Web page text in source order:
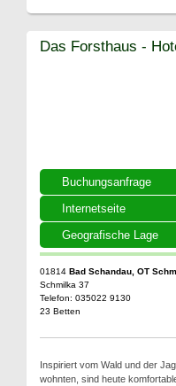
Buchungsanfrage
Internetseite
Geografische Lage
Das Forsthaus -
01814 Bad Schandau, OT
Schmilka 37
Telefon: 035022 9130
23 Betten
Inspiriert vom Wald und der
wohnten, sind heute